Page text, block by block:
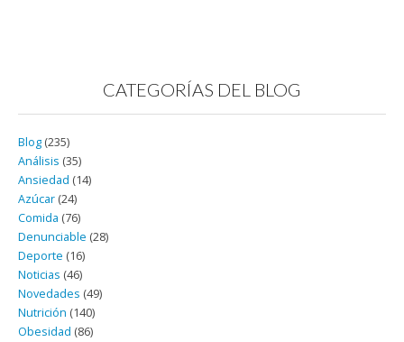
CATEGORÍAS DEL BLOG
Blog (235)
Análisis (35)
Ansiedad (14)
Azúcar (24)
Comida (76)
Denunciable (28)
Deporte (16)
Noticias (46)
Novedades (49)
Nutrición (140)
Obesidad (86)